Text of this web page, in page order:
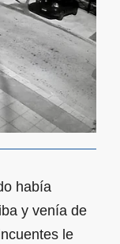
había
y venía de
le